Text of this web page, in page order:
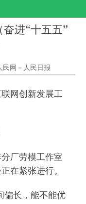
进“十五五”
民网－人民日报
网创新发展工
厂劳模工作室
在紧张进行。
长，能不能优